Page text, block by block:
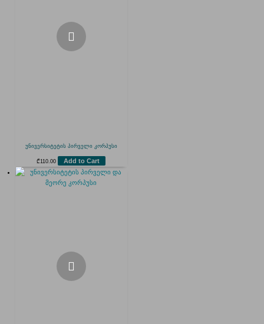
უნივერსიტეტის პირველი კორპუსი
₾110.00 Add to Cart